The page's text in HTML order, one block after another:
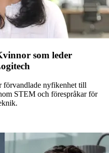
som leder
förvandlade nyfikenhet till
STEM och förespråkar för